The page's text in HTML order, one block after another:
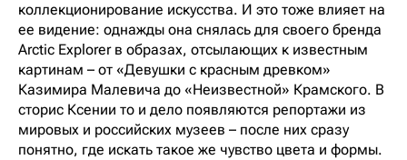
коллекционирование искусства. И это тоже влияет на
ее видение: однажды она снялась для своего бренда
Arctic Explorer в образах, отсылающих к известным
картинам – от «Девушки с красным древком»
Казимира Малевича до «Неизвестной» Крамского. В
сторис Ксении то и дело появляются репортажи из
мировых и российских музеев – после них сразу
понятно, где искать такое же чувство цвета и формы.